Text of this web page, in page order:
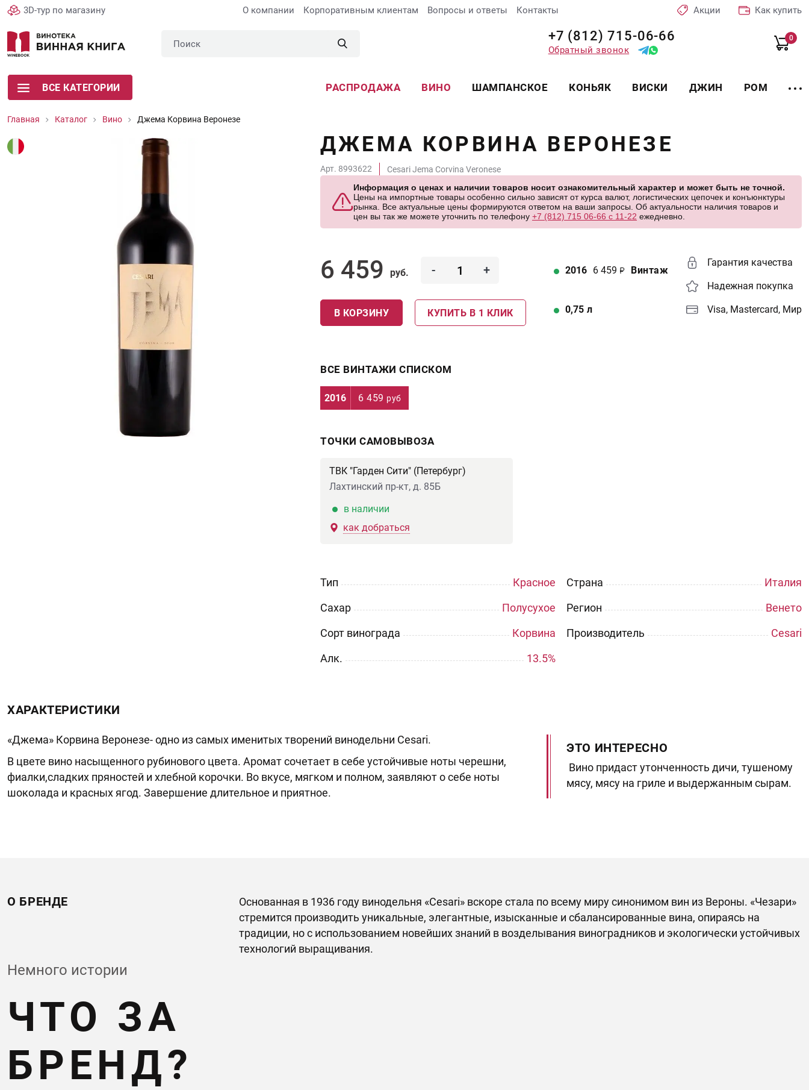
3D-тур по магазину О компании Корпоративным клиентам Вопросы и ответы Контакты Акции Как купить
+7 (812) 715-06-66
Обратный звонок
0
ВСЕ КАТЕГОРИИ РАСПРОДАЖА ВИНО ШАМПАНСКОЕ КОНЬЯК ВИСКИ ДЖИН РОМ
Главная Каталог Вино Джема Корвина Веронезе
ДЖЕМА КОРВИНА ВЕРОНЕЗЕ
Арт. 8993622
Cesari Jema Corvina Veronese
Информация о ценах и наличии товаров носит ознакомительный характер и может быть не точной.
Цены на импортные товары особенно сильно зависят от курса валют, логистических цепочек и конъюнктуры
рынка. Все актуальные цены формируются ответом на ваши запросы. Об актуальности наличия товаров и
цен вы так же можете уточнить по телефону +7 (812) 715 06-66 с 11-22 ежедневно.
6 459 руб. - +
В КОРЗИНУ КУПИТЬ В 1 КЛИК
2016 6 459 Винтаж
0,75 л
Гарантия качества
Надежная покупка
Visa, Mastercard, Мир
ВСЕ ВИНТАЖИ СПИСКОМ
2016 6 459 руб
ТОЧКИ САМОВЫВОЗА
ТВК "Гарден Сити" (Петербург)
Лахтинский пр-кт, д. 85Б
в наличии
как добраться
Тип
Красное
Сахар
Полусухое
Сорт винограда
Корвина
Aлк.
13.5%
Страна
Италия
Регион
Венето
Производитель
Cesari
ХАРАКТЕРИСТИКИ
«Джема» Корвина Веронезе- одно из самых именитых творений винодельни Cesari.
В цвете вино насыщенного рубинового цвета. Аромат сочетает в себе устойчивые ноты черешни,
фиалки,сладких пряностей и хлебной корочки. Во вкусе, мягком и полном, заявляют о себе ноты
шоколада и красных ягод. Завершение длительное и приятное.
ЭТО ИНТЕРЕСНО
Вино придаст утонченность дичи, тушеному
мясу, мясу на гриле и выдержанным сырам.
О БРЕНДЕ
Немного истории
ЧТО ЗА
БРЕНД?
Основанная в 1936 году винодельня «Cesari» вскоре стала по всему миру синонимом вин из Вероны. «Чезари»
стремится производить уникальные, элегантные, изысканные и сбалансированные вина, опираясь на
традиции, но с использованием новейших знаний в возделывания виноградников и экологически устойчивых
технологий выращивания.